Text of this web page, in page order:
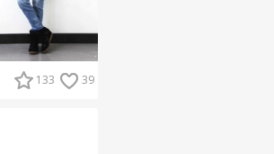
133 39